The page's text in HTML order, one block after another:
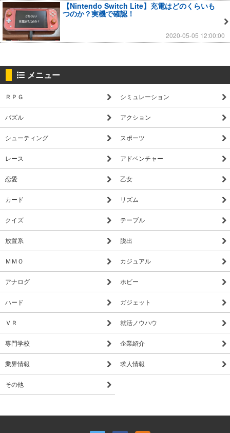
【Nintendo Switch Lite】充電はどのくらいも
つのか？実機で確認！
2020-05-05 12:00:00
メニュー
ＲＰＧ シミュレーション
パズル アクション
シューティング スポーツ
レース アドベンチャー
恋愛 乙女
カード リズム
クイズ テーブル
放置系 脱出
ＭＭＯ カジュアル
アナログ ホビー
ハード ガジェット
ＶＲ 就活ノウハウ
専門学校 企業紹介
業界情報 求人情報
その他